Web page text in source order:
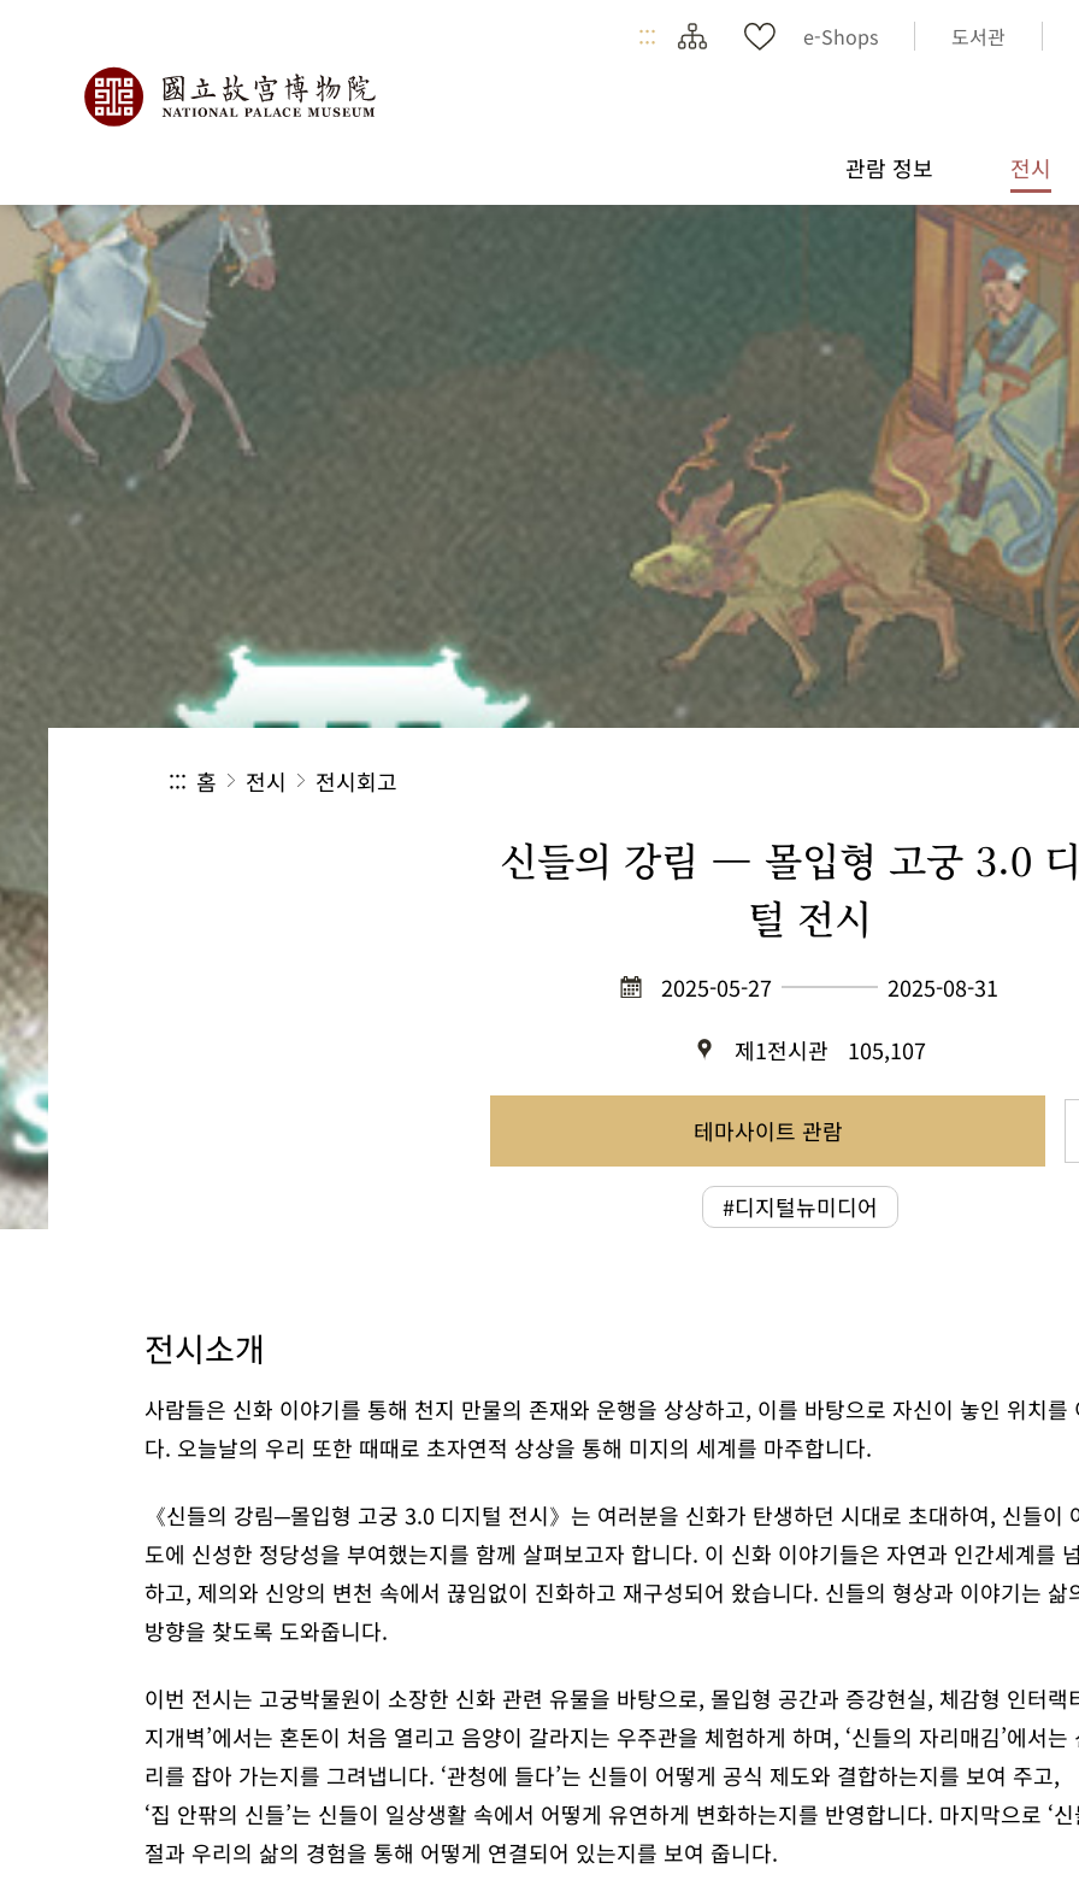
::: e-Shops 도서관
관람 정보 전시
::: 홈 전시 전시회고
신들의 강림 — 몰입형 고궁 3.0
털 전시
2025-05-27
2025-08-31
제1전시관
105,107
테마사이트 관람
#디지털뉴미디어
전시소개
사람들은 신화 이야기를 통해 천지 만물의 존재와 운행을 상상하고, 이를 바탕으로 자신이 놓인 위치
다. 오늘날의 우리 또한 때때로 초자연적 상상을 통해 미지의 세계를 마주합니다.
《신들의 강림─몰입형 고궁 3.0 디지털 전시》는 여러분을 신화가 탄생하던 시대로 초대하여, 신들
도에 신성한 정당성을 부여했는지를 함께 살펴보고자 합니다. 이 신화 이야기들은 자연과 인간세계를
하고, 제의와 신앙의 변천 속에서 끊임없이 진화하고 재구성되어 왔습니다. 신들의 형상과 이야기는
방향을 찾도록 도와줍니다.
이번 전시는 고궁박물원이 소장한 신화 관련 유물을 바탕으로, 몰입형 공간과 증강현실, 체감형 인터
지개벽’에서는 혼돈이 처음 열리고 음양이 갈라지는 우주관을 체험하게 하며, ‘신들의 자리매김’에서
리를 잡아 가는지를 그려냅니다. ‘관청에 들다’는 신들이 어떻게 공식 제도와 결합하는지를 보여 주고,
‘집 안팎의 신들’는 신들이 일상생활 속에서 어떻게 유연하게 변화하는지를 반영합니다. 마지막으로 ‘
절과 우리의 삶의 경험을 통해 어떻게 연결되어 있는지를 보여 줍니다.